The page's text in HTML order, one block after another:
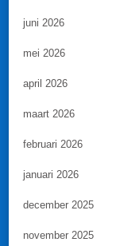
juni 2026
mei 2026
april 2026
maart 2026
februari 2026
januari 2026
december 2025
november 2025